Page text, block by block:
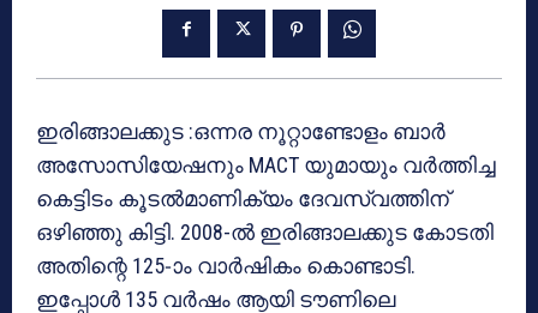
ഇരിങ്ങാലക്കുട :ഒന്നര നൂറ്റാണ്ടോളം ബാര്‍
അസോസിയേഷനും MACT യുമായും വര്‍ത്തിച്ച
കെട്ടിടം കൂടല്‍മാണിക്യം ദേവസ്വത്തിന്
ഒഴിഞ്ഞു കിട്ടി. 2008-ല്‍ ഇരിങ്ങാലക്കുട കോടതി
അതിന്റെ 125-ാം വാര്‍ഷികം കൊണ്ടാടി.
ഇപ്പോള്‍ 135 വര്‍ഷം ആയി ടൗണിലെ